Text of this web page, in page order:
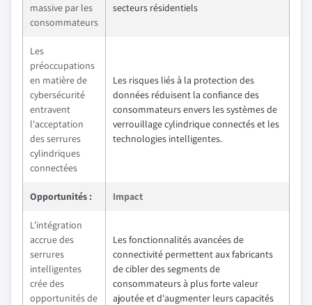
massive par les
consommateurs
secteurs résidentiels
Les
préoccupations
en matière de
cybersécurité
entravent
l'acceptation
des serrures
cylindriques
connectées
Les risques liés à la protection des
données réduisent la confiance des
consommateurs envers les systèmes de
verrouillage cylindrique connectés et les
technologies intelligentes.
Opportunités : Impact
L'intégration
accrue des
serrures
intelligentes
crée des
opportunités de
Les fonctionnalités avancées de
connectivité permettent aux fabricants
de cibler des segments de
consommateurs à plus forte valeur
ajoutée et d'augmenter leurs capacités